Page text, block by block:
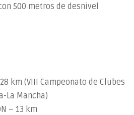
500 metros de desnivel
km (VIII Campeonato de Clubes
La Mancha)
– 13 km